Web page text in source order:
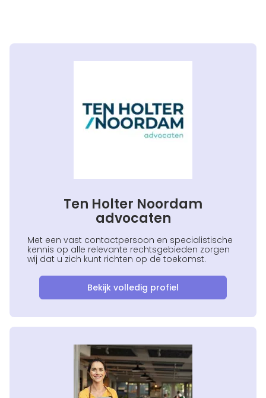
Ten Holter Noordam
advocaten
Met een vast contactpersoon en specialistische
kennis op alle relevante rechtsgebieden zorgen
wij dat u zich kunt richten op de toekomst.
Bekijk volledig profiel